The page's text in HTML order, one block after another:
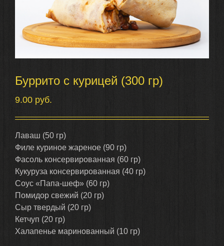
Буррито с курицей (300 гр)
9.00 руб.
Лаваш (50 гр)
Филе куриное жареное (90 гр)
Фасоль консервированная (60 гр)
Кукуруза консервированная (40 гр)
Соус «Папа-шеф» (60 гр)
Помидор свежий (20 гр)
Сыр твердый (20 гр)
Кетчуп (20 гр)
Халапенье маринованный (10 гр)